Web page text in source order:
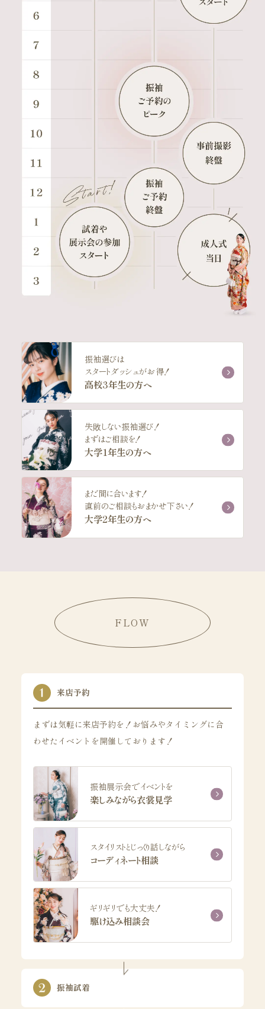
振袖選びは
スタートダッシュがお得！
高校3年生の方へ
失敗しない振袖選び！
まずはご相談を！
大学1年生の方へ
まだ間に合います！
直前のご相談もおまかせ下さい！
大学2年生の方へ
FLOW
来店予約
まずは気軽に来店予約を！お悩みやタイミングに合
わせたイベントを開催しております！
振袖展示会でイベントを
楽しみながら衣裳見学
スタイリストとじっくり話しながら
コーディネート相談
ギリギリでも大丈夫！
駆け込み相談会
振袖試着